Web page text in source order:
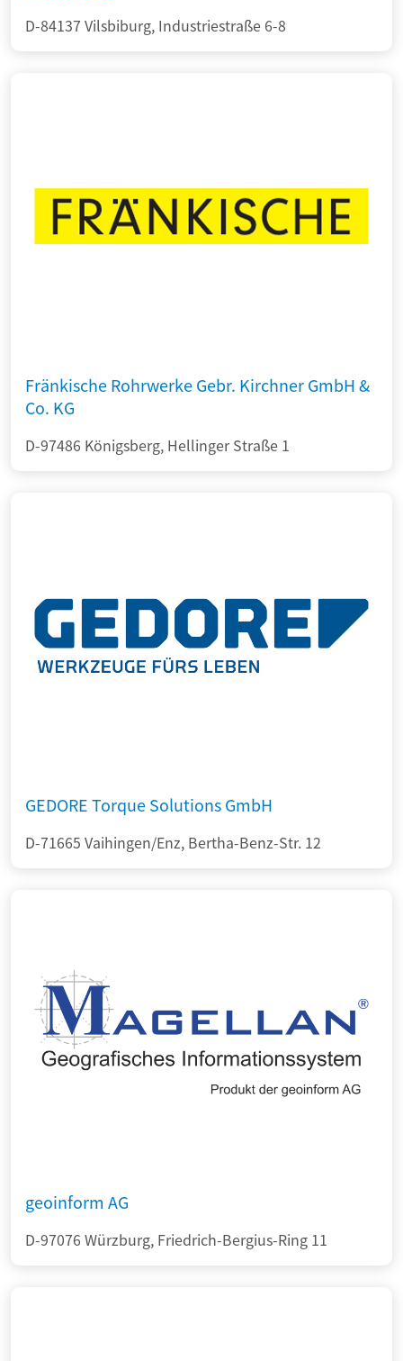
D-84137 Vilsbiburg, Industriestraße 6-8
Fränkische Rohrwerke Gebr. Kirchner GmbH &
Co. KG
D-97486 Königsberg, Hellinger Straße 1
GEDORE Torque Solutions GmbH
D-71665 Vaihingen/Enz, Bertha-Benz-Str. 12
geoinform AG
D-97076 Würzburg, Friedrich-Bergius-Ring 11